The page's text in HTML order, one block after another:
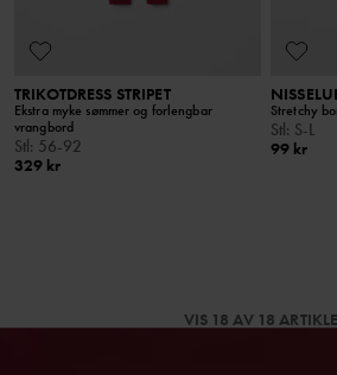
TRIKOTDRESS STRIPET
Ekstra myke sømmer og forlengbar
vrangbord
Stl : 56-92
329 kr
Stretchy
Stl : S-L
99 kr
VIS 18 AV 18